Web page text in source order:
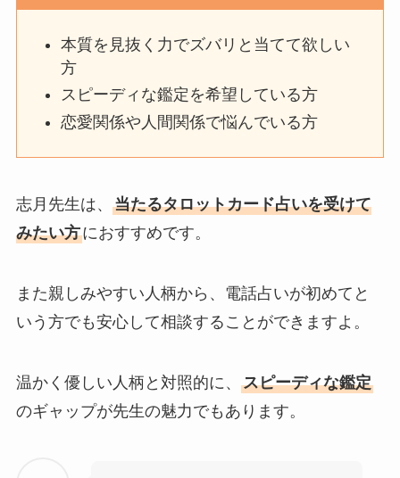
本質を見抜く力でズバリと当てて欲しい
方
スピーディな鑑定を希望している方
恋愛関係や人間関係で悩んでいる方
志月先生は、 当たるタロットカード占いを受けて
みたい方におすすめです。
また親しみやすい人柄から、電話占いが初めてと
いう方でも安心して相談することができますよ。
温かく優しい人柄と対照的に、 スピーディな鑑定
のギャップが先生の魅力でもあります。